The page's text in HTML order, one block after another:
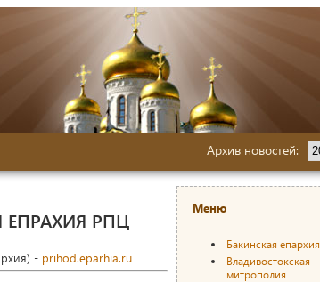
Архив новостей:
ЕПРАХИЯ РПЦ
- prihod.eparhia.ru
Меню
Бакинская епархия
Владивостокская
митрополия